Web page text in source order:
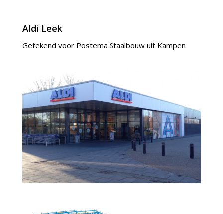
Aldi Leek
Getekend voor Postema Staalbouw uit Kampen